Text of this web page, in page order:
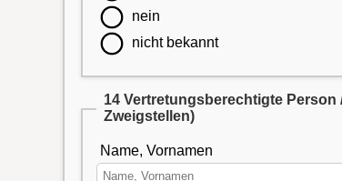
nein
nicht bekannt
14 Vertretungsberechtigte
Zweigstellen)
Name, Vornamen